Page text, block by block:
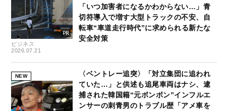
ビジネス
2026.07.21
「いつ加害者になるかわからない…」青
切符導入で増す大型トラックの不安、自
転車“車道走行時代”に求められる新たな
安全対策
NEW
〈ベントレー追突〉「対立集団に追われ
ていた…」と供述も追尾車両はナシ、逮
捕された韓国籍“元ボンボン”インフルエ
ンサーの刺青男のトラブル歴「アメ車を